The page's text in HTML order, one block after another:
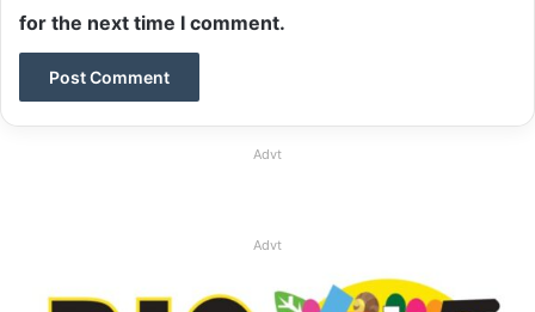
for the next time I comment.
Advt
Advt